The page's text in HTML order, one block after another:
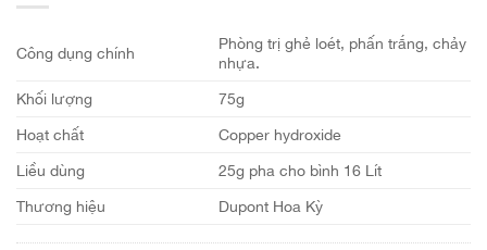
Công dụng chính
Phòng trị ghẻ loét, phấn trắng, chảy
nhựa.
Khối lượng
75g
Hoạt chất
Copper hydroxide
Liều dùng
25g pha cho bình 16 Lít
Thương hiệu
Dupont Hoa Kỳ